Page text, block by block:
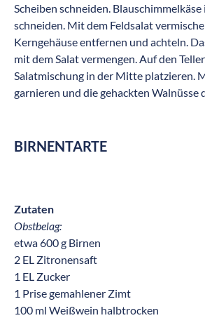
Scheiben schneiden. Blauschimmelkäse
schneiden. Mit dem Feldsalat
Kerngehäuse entfernen und achteln.
mit dem Salat vermengen. Auf den
Salatmischung in der Mitte platzieren.
garnieren und die gehackten Walnüsse
BIRNENTARTE
Zutaten
Obstbelag:
etwa 600 g Birnen
2 EL Zitronensaft
1 EL Zucker
1 Prise gemahlener Zimt
100 ml Weißwein halbtrocken